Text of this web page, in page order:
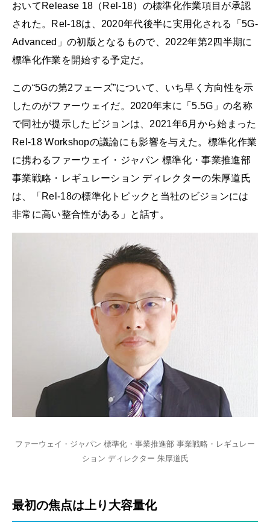
おいてRelease 18（Rel-18）の標準化作業項目が承認
された。Rel-18は、2020年代後半に実用化される「5G-
Advanced」の初版となるもので、2022年第2四半期に
標準化作業を開始する予定だ。
この“5Gの第2フェーズ”について、いち早く方向性を示
したのがファーウェイだ。2020年末に「5.5G」の名称
で同社が提示したビジョンは、2021年6月から始まった
Rel-18 Workshopの議論にも影響を与えた。標準化作業
に携わるファーウェイ・ジャパン 標準化・事業推進部
事業戦略・レギュレーション ディレクターの朱厚道氏
は、「Rel-18の標準化トピックと当社のビジョンには
非常に高い整合性がある」と話す。
ファーウェイ・ジャパン 標準化・事業推進部 事業戦略・レギュレー
ション ディレクター 朱厚道氏
最初の焦点は上り大容量化